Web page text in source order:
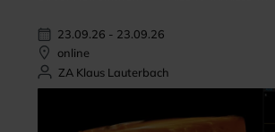
23.09.26 - 23.09.26
online
ZA Klaus Lauterbach